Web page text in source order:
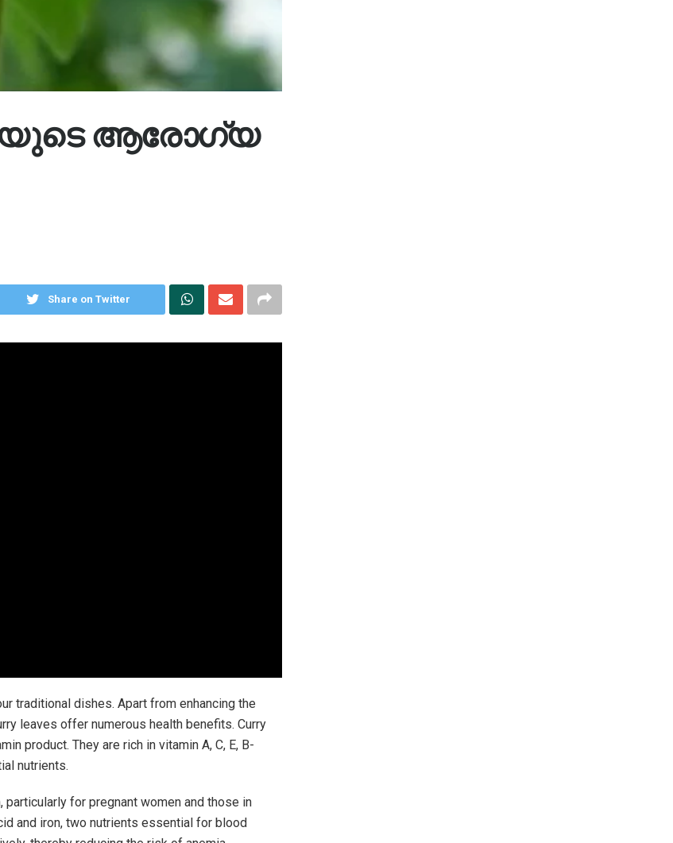
ആരോഗ്യ
Share on Twitter
traditional dishes. Apart from enhancing the
leaves offer numerous health benefits. Curry
product. They are rich in vitamin A, C, E, B-
nutrients.
for pregnant women and those in
and iron, two nutrients essential for blood